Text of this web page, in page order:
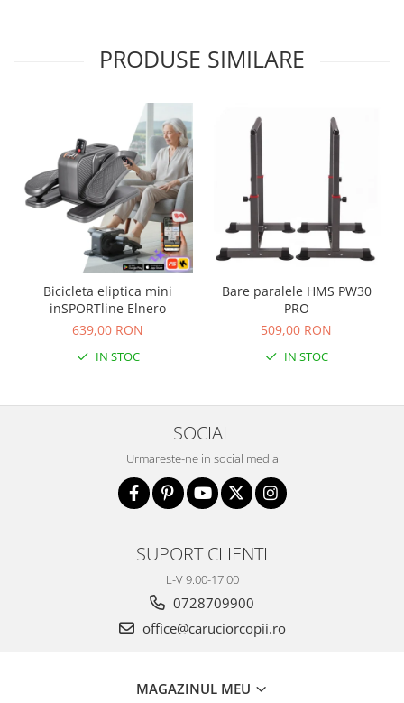
PRODUSE SIMILARE
Bicicleta eliptica mini
inSPORTline Elnero
639,00 RON
IN STOC
Bare paralele HMS PW30
PRO
509,00 RON
IN STOC
SOCIAL
Urmareste-ne in social media
SUPORT CLIENTI
L-V 9.00-17.00
0728709900
office@caruciorcopii.ro
MAGAZINUL MEU